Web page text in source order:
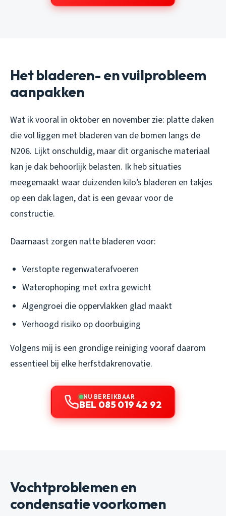
Het bladeren- en vuilprobleem
aanpakken
Wat ik vooral in oktober en november zie: platte daken
die vol liggen met bladeren van de bomen langs de
N206. Lijkt onschuldig, maar dit organische materiaal
kan je dak behoorlijk belasten. Ik heb situaties
meegemaakt waar duizenden kilo’s bladeren en takjes
op een dak lagen, dat is een gevaar voor de
constructie.
Daarnaast zorgen natte bladeren voor:
Verstopte regenwaterafvoeren
Waterophoping met extra gewicht
Algengroei die oppervlakken glad maakt
Verhoogd risiko op doorbuiging
Volgens mij is een grondige reiniging vooraf daarom
essentieel bij elke herfstdakrenovatie.
NU BEREIKBAAR
BEL 085 019 42 92
Vochtproblemen en
condensatie voorkomen